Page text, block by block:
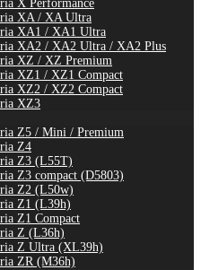
X Performance
XA / XA Ultra
XA1 / XA1 Ultra
XA2 / XA2 Ultra / XA2 Plus
XZ / XZ Premium
XZ1 / XZ1 Compact
XZ2 / XZ2 Compact
XZ3
Z5 / Mini / Premium
Z4
Z3 (L55T)
Z3 compact (D5803)
Z2 (L50w)
Z1 (L39h)
Z1 Compact
Z (L36h)
Z Ultra (XL39h)
ZR (M36h)